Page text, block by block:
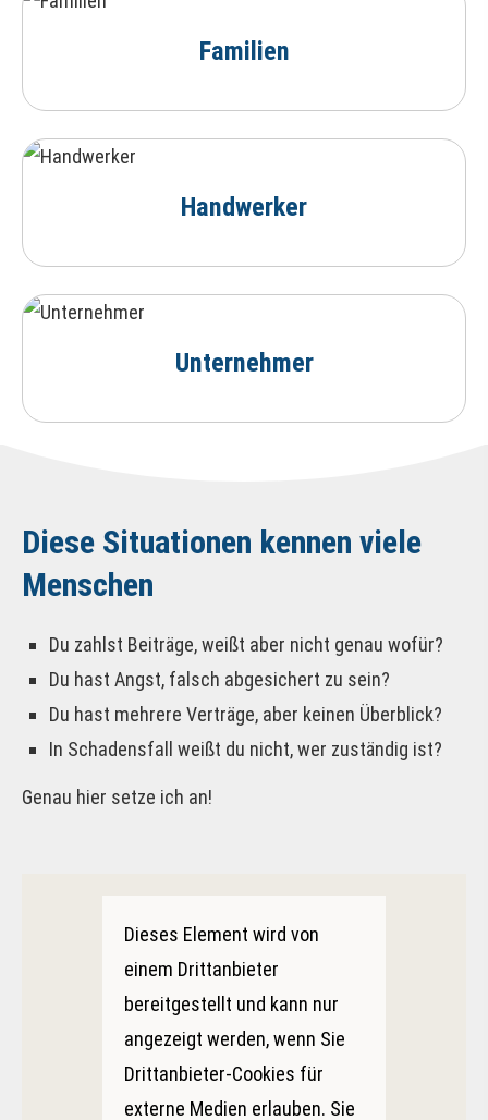
Familien
Handwerker
Unternehmer
Diese Situationen kennen viele
Menschen
Du zahlst Beiträge, weißt aber nicht genau wofür?
Du hast Angst, falsch abgesichert zu sein?
Du hast mehrere Verträge, aber keinen Überblick?
In Schadensfall weißt du nicht, wer zuständig ist?
Genau hier setze ich an!
Dieses Element wird von
einem Drittanbieter
bereitgestellt und kann nur
angezeigt werden, wenn Sie
Drittanbieter-Cookies für
externe Medien erlauben. Sie